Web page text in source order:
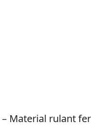
Material rulant